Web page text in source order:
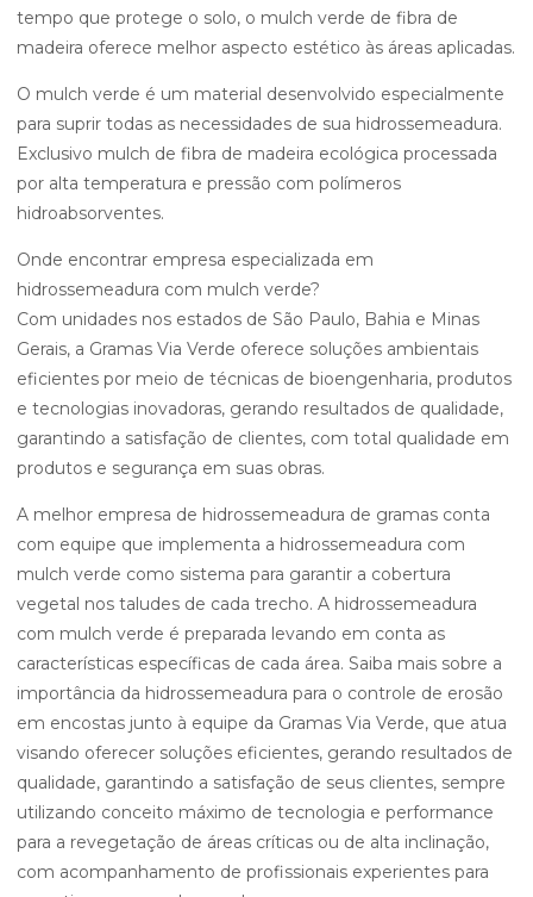
tempo que protege o solo, o mulch verde de fibra de
madeira oferece melhor aspecto estético às áreas aplicadas.
O mulch verde é um material desenvolvido especialmente
para suprir todas as necessidades de sua hidrossemeadura.
Exclusivo mulch de fibra de madeira ecológica processada
por alta temperatura e pressão com polímeros
hidroabsorventes.
Onde encontrar empresa especializada em
hidrossemeadura com mulch verde?
Com unidades nos estados de São Paulo, Bahia e Minas
Gerais, a Gramas Via Verde oferece soluções ambientais
eficientes por meio de técnicas de bioengenharia, produtos
e tecnologias inovadoras, gerando resultados de qualidade,
garantindo a satisfação de clientes, com total qualidade em
produtos e segurança em suas obras.
A melhor empresa de hidrossemeadura de gramas conta
com equipe que implementa a hidrossemeadura com
mulch verde como sistema para garantir a cobertura
vegetal nos taludes de cada trecho. A hidrossemeadura
com mulch verde é preparada levando em conta as
características específicas de cada área. Saiba mais sobre a
importância da hidrossemeadura para o controle de erosão
em encostas junto à equipe da Gramas Via Verde, que atua
visando oferecer soluções eficientes, gerando resultados de
qualidade, garantindo a satisfação de seus clientes, sempre
utilizando conceito máximo de tecnologia e performance
para a revegetação de áreas críticas ou de alta inclinação,
com acompanhamento de profissionais experientes para